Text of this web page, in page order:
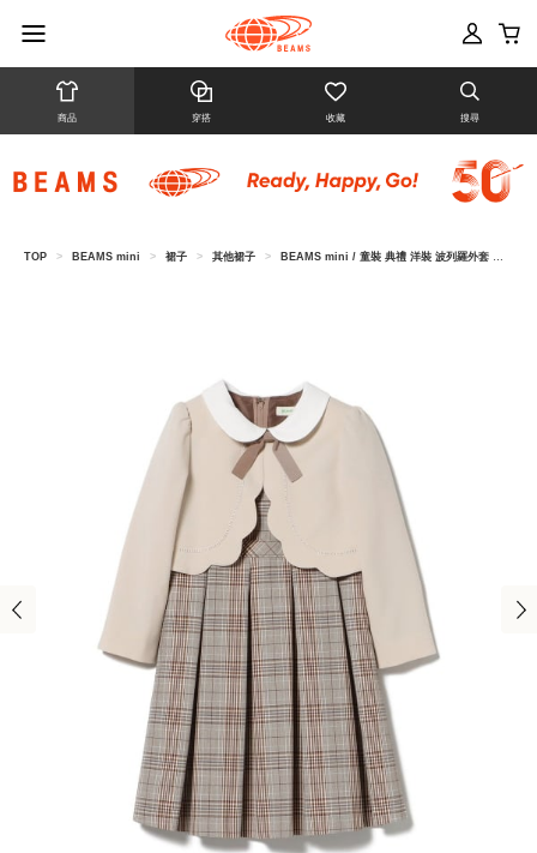
商品 穿搭 收藏 搜尋
TOP > BEAMS mini > 裙子 > 其他裙子 > BEAMS mini / 童裝 典禮 洋裝 波列羅外套 套組 2025SS（110～130cm）